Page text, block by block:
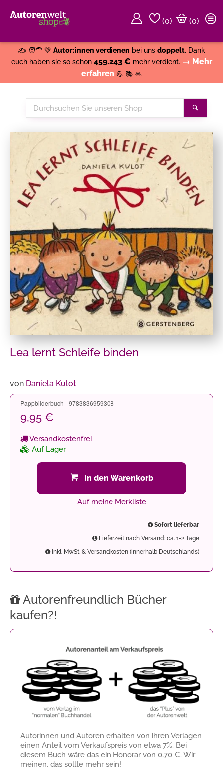
(0)
(0)
✍️ 🧑‍🦱 💚 Autor:innen verdienen bei uns doppelt. Dank
euch haben sie so schon 459.243 € mehr verdient. → Mehr
erfahren 💪 📚 🙏
Durchsuchen
Sie
Lea lernt Schleife binden
von Daniela Kulot
Pappbilderbuch - 9783836959308
9,95 €
Versandkostenfrei
Auf Lager
In den Warenkorb
Auf meine Merkliste
Sofort lieferbar
Lieferzeit nach Versand: ca. 1-2 Tage
inkl. MwSt. & Versandkosten (innerhalb Deutschlands)
Autorenfreundlich Bücher
kaufen?!
Autorinnen und Autoren erhalten von ihren Verlagen
einen Anteil vom Verkaufspreis von etwa 7%. Bei
diesem Buch wäre das ein Honorar von 0,70 €. Wir
meinen, das sollte mehr sein!